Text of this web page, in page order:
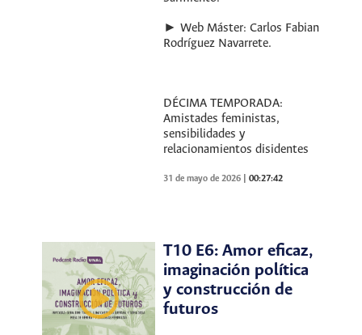
► Web Máster: Carlos Fabian
Rodríguez Navarrete.
DÉCIMA TEMPORADA:
Amistades feministas,
sensibilidades y
relacionamientos disidentes
31 de mayo de 2026 |00:27:42
T10 E6: Amor eficaz,
imaginación política
y construcción de
futuros